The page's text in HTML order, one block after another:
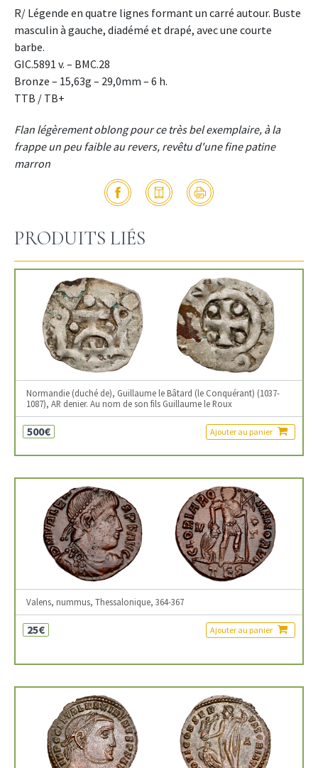
R/ Légende en quatre lignes formant un carré autour. Buste
masculin à gauche, diadémé et drapé, avec une courte
barbe.
GIC.5891 v. – BMC.28
Bronze – 15,63g – 29,0mm – 6 h.
TTB / TB+
Flan légèrement oblong pour ce très bel exemplaire, à la
frappe un peu faible au revers, revêtu d'une fine patine
marron
PRODUITS LIÉS
Normandie (duché de), Guillaume le Bâtard (le Conquérant) (1037-
1087), AR denier. Au nom de son fils Guillaume le Roux
500€ Ajouter au panier
Valens, nummus, Thessalonique, 364-367
25€ Ajouter au panier